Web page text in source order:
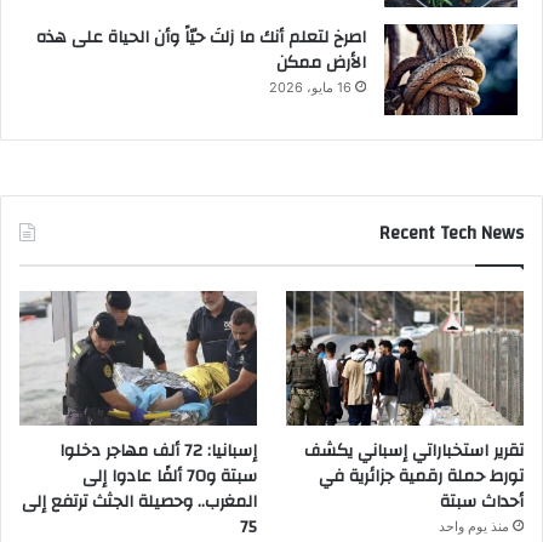
‫اصرخ لتعلم أنك ما زلتَ حيّاً وأن الحياة على هذه
الأرض ممكن
16 مايو، 2026
Recent Tech News
تقرير استخباراتي إسباني يكشف
تورط حملة رقمية جزائرية في
أحداث سبتة
منذ يوم واحد
إسبانيا: 72 ألف مهاجر دخلوا
سبتة و70 ألفًا عادوا إلى
المغرب.. وحصيلة الجثث ترتفع إلى
75